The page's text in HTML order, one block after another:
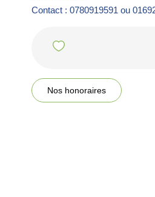
Contact : 0780919591 ou
Nos honoraires